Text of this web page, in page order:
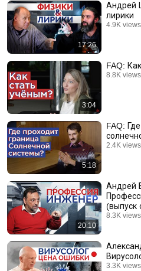
17:26
Андрей
лирики
4.9K views
3:04
FAQ:
8.8K views
5:18
FAQ:
2.4K views
20:10
Андрей
(выпуск
8.3K views
3.3K views